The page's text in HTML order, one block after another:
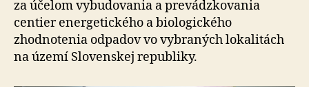
spoločného
podniku
s
za účelom vybudovania a pre­vádz­ko­vania
centier ener­ge­tic­kého a bio­lo­gic­kého
zhodnotenia odpadov vo vy­bra­ných lokalitách
na území Slovenskej republiky.